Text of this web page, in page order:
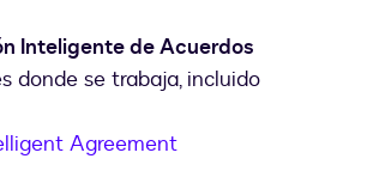
Inteligente de Acuerdos
donde se trabaja, incluido
Agreement